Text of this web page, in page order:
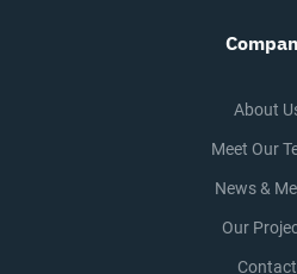
About
Meet Our
News &
Our
Contact